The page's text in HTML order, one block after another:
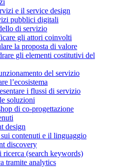
e il service design
pubblici digitali
di servizio
gli attori coinvolti
la proposta di valore
gli elementi costitutivi del
del servizio
l’ecosistema
i flussi di servizio
soluzioni
di co-progettazione
design
contenuti e il linguaggio
discovery
ricerca (search keywords)
tramite analytics